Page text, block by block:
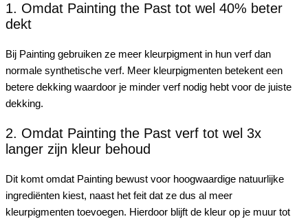
1. Omdat Painting the Past tot wel 40% beter
dekt
Bij Painting gebruiken ze meer kleurpigment in hun verf dan
normale synthetische verf. Meer kleurpigmenten betekent een
betere dekking waardoor je minder verf nodig hebt voor de juiste
dekking.
2. Omdat Painting the Past verf tot wel 3x
langer zijn kleur behoud
Dit komt omdat Painting bewust voor hoogwaardige natuurlijke
ingrediënten kiest, naast het feit dat ze dus al meer
kleurpigmenten toevoegen. Hierdoor blijft de kleur op je muur tot